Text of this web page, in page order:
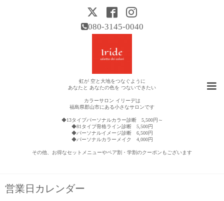
080-3145-0040
虹が 空と大地をつなぐように
あなたと あなたの色を つないできたい
カラーサロン イリーデは
福島県郡山市にある小さなサロンです
◆13タイプパーソナルカラー診断 5,500円～
◆81タイプ骨格ライン診断 5,500円
◆パーソナルイメージ診断 6,500円
◆パーソナルカラーメイク 4,000円
その他、お得なセットメニューやペア割・学割のクーポンもございます
営業日カレンダー